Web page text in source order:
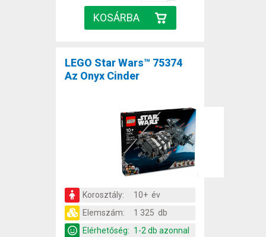
LEGO Star Wars™ 75374
Az Onyx Cinder
Korosztály:
10+ év
Elemszám:
1 325 db
Elérhetőség: 1-2 db azonnal